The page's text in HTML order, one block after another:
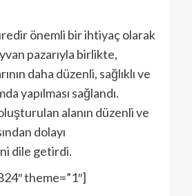
önemli bir ihtiyaç olarak
pazarıyla birlikte,
daha düzenli, sağlıklı ve
yapılması sağlandı.
alanın düzenli ve
dolayı
dile getirdi.
theme=”1″]